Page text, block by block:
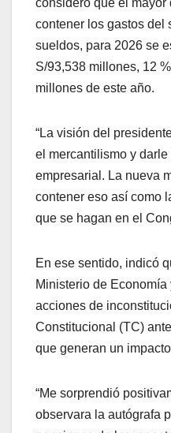
consideró que el
contener los gastos del
sueldos, para 2026 se
S/93,538 millones, 12
millones de este año.
“La visión del
el mercantilismo y
empresarial. La nueva
contener eso así como
que se hagan en el
En ese sentido, indicó
Ministerio de
acciones de
Constitucional (TC)
que generan un
“Me sorprendió
observara la autógrafa